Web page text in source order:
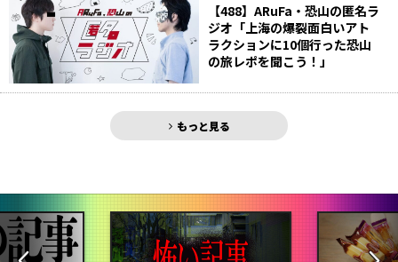
【488】ARuFa・恐山の匿名ラ
ジオ「上海の爆裂面白いアト
ラクションに10個行った恐山
の旅レポを聞こう！」
もっと見る